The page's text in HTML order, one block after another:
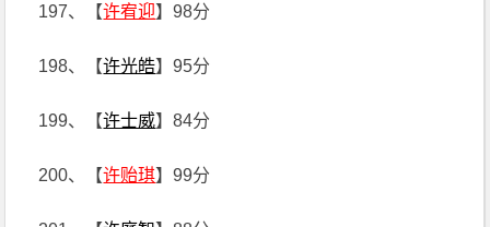
197、【许宥迎】98分
198、【许光皓】95分
199、【许士威】84分
200、【许贻琪】99分